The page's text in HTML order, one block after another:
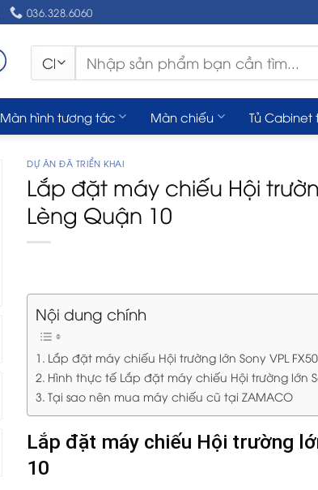
036.328.6060
Tìm
kiếm:
Màn hình tương tác Màn chiếu Tủ Cabinet
DỰ ÁN ĐÃ TRIỂN KHAI
Lắp đặt máy chiếu Hội
Lèng Quận 10
Nội dung chính
Lắp đặt máy chiếu Hội trường lớn Sony VPL
Hình thực tế Lắp đặt máy chiếu Hội trường lớn
Tại sao nên mua máy chiếu cũ tại ZAMACO
Lắp đặt máy chiếu Hội trường
10